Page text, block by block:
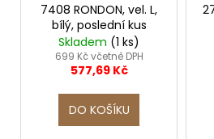
7408 RONDON, vel. L,
bílý, poslední kus
Skladem (1 ks)
699 Kč včetně DPH
577,69 Kč
DO KOŠÍKU